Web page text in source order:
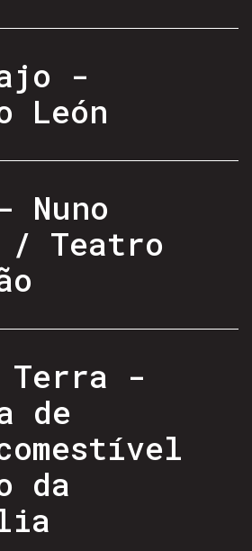
-
León
Nuno
/ Teatro
Terra -
de
da